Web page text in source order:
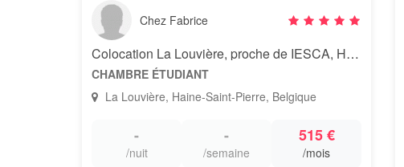
Chez Fabrice
Colocation La Louvière, proche de IESCA, HELHA, JOLIMONT, TIVOLI
CHAMBRE ÉTUDIANT
La Louvière, Haine-Saint-Pierre, Belgique
-
/nuit
-
/semaine
515 €
/mois